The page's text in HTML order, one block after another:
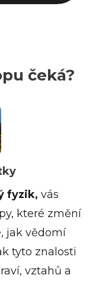
čeká?
fyzik, vás
které změní
jak vědomí
tyto znalosti
vztahů a